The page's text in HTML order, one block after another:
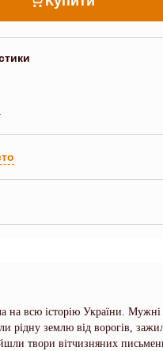
на всю історію України. Мужні
рідну землю від ворогів,
твори вітчизняних